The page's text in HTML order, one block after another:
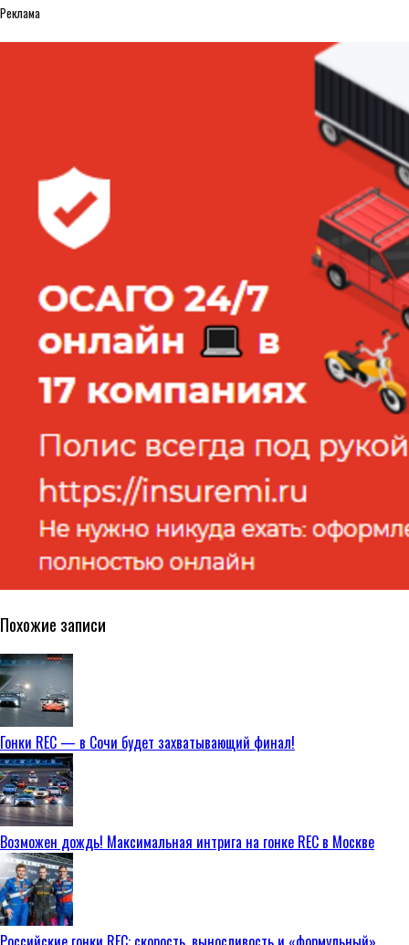
Реклама
Похожие записи
Гонки REC — в Сочи будет захватывающий финал!
Возможен дождь! Максимальная интрига на гонке REC в Москве